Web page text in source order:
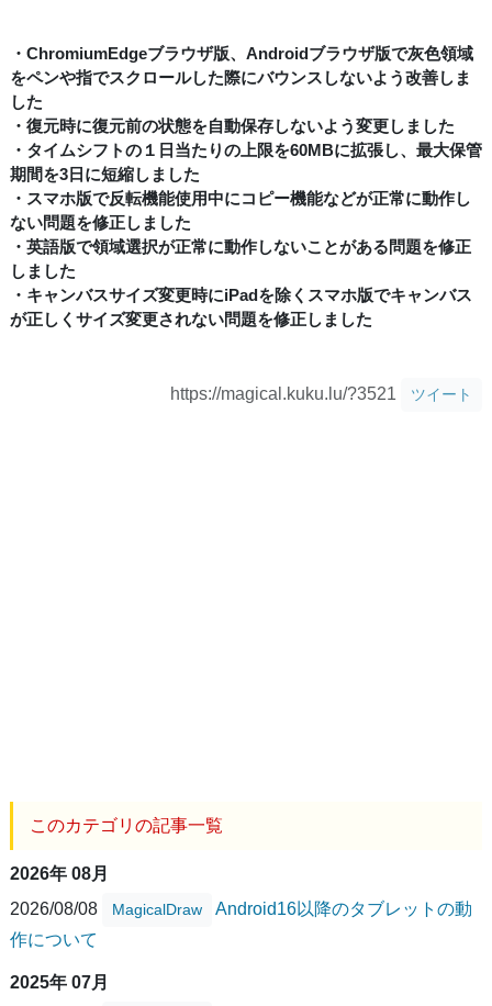
・ChromiumEdgeブラウザ版、Androidブラウザ版で灰色領域
をペンや指でスクロールした際にバウンスしないよう改善しま
した
・復元時に復元前の状態を自動保存しないよう変更しました
・タイムシフトの１日当たりの上限を60MBに拡張し、最大保管
期間を3日に短縮しました
・スマホ版で反転機能使用中にコピー機能などが正常に動作し
ない問題を修正しました
・英語版で領域選択が正常に動作しないことがある問題を修正
しました
・キャンバスサイズ変更時にiPadを除くスマホ版でキャンバス
が正しくサイズ変更されない問題を修正しました
https://magical.kuku.lu/?3521 ツイート
このカテゴリの記事一覧
2026年 08月
2026/08/08
MagicalDraw
Android16以降のタブレットの動
作について
2025年 07月